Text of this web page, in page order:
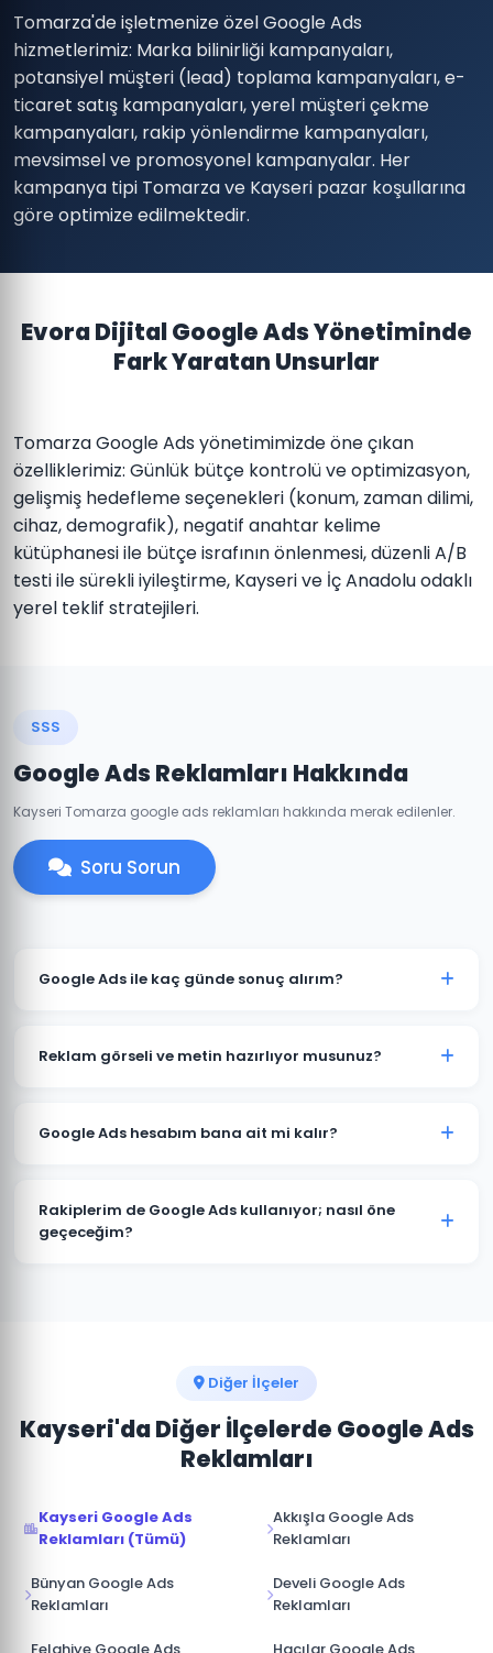
Tomarza'de işletmenize özel Google Ads
hizmetlerimiz: Marka bilinirliği kampanyaları,
potansiyel müşteri (lead) toplama kampanyaları, e-
ticaret satış kampanyaları, yerel müşteri çekme
kampanyaları, rakip yönlendirme kampanyaları,
mevsimsel ve promosyonel kampanyalar. Her
kampanya tipi Tomarza ve Kayseri pazar koşullarına
göre optimize edilmektedir.
Evora Dijital Google Ads Yönetiminde
Fark Yaratan Unsurlar
Tomarza Google Ads yönetimimizde öne çıkan
özelliklerimiz: Günlük bütçe kontrolü ve optimizasyon,
gelişmiş hedefleme seçenekleri (konum, zaman dilimi,
cihaz, demografik), negatif anahtar kelime
kütüphanesi ile bütçe israfının önlenmesi, düzenli A/B
testi ile sürekli iyileştirme, Kayseri ve İç Anadolu odaklı
yerel teklif stratejileri.
SSS
Google Ads Reklamları Hakkında
Kayseri Tomarza google ads reklamları hakkında merak edilenler.
Soru Sorun
Google Ads ile kaç günde sonuç alırım?
kampanyası genellikle 7-14 gün içinde anlamlı trafik
Reklam görseli ve metin hazırlıyor musunuz?
metinleri, görsel tasarımlar ve video reklamlar dahil
Google Ads hesabım bana ait mi kalır?
müşterimize aittir. Ajans erişimi yönetici (admin)
seviyesinde değil, reklam yöneticisi seviyesinde
Rakiplerim de Google Ads kullanıyor; nasıl öne
geçeceğim?
yöneterek üstünlük sağlıyoruz.
Diğer İlçeler
Kayseri'da Diğer İlçelerde Google Ads
Reklamları
Kayseri Google Ads
Reklamları (Tümü)
Akkışla Google Ads
Reklamları
Bünyan Google Ads
Reklamları
Develi Google Ads
Reklamları